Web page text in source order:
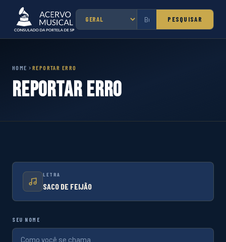
PESQUISAR
HOME REPORTAR ERRO
Reportar Erro
LETRA
SACO DE FEIJÃO
SEU NOME